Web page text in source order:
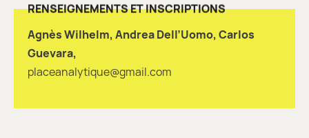
RENSEIGNEMENTS ET INSCRIPTIONS
Agnès Wilhelm, Andrea Dell’Uomo, Carlos
Guevara,
placeanalytique@gmail.com